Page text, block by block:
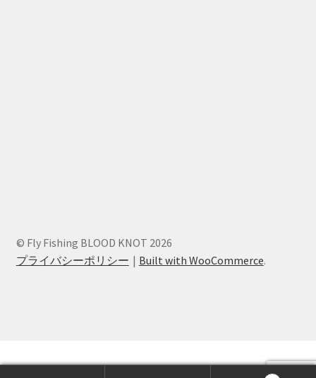
© Fly Fishing BLOOD KNOT 2026
プライバシーポリシー
Built with WooCommerce.